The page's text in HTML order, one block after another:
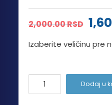
2,000.00RSD
Izaberite veličinu pre
Blank
Dodaj u